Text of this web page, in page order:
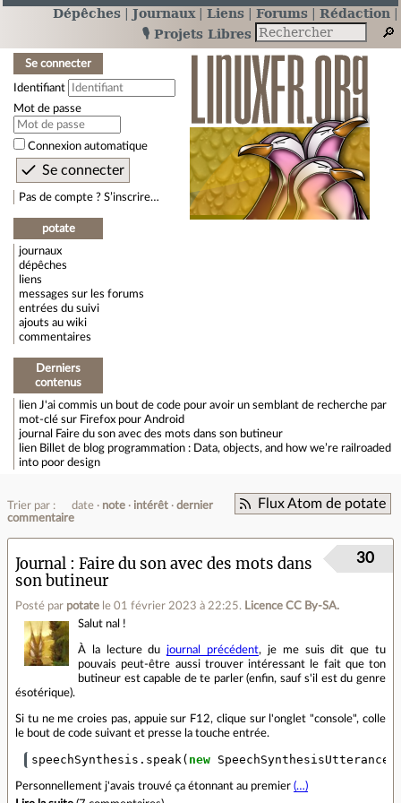
Dépêches Journaux Liens Forums
Rédaction
🎙️ Projets Libres
Se connecter
Identifiant
Mot de passe
Connexion automatique
Pas de compte ? S’inscrire…
potate
journaux
dépêches
liens
messages sur les forums
entrées du suivi
ajouts au wiki
commentaires
Derniers
contenus
lien J'ai commis un bout de code pour avoir un semblant de recherche par
mot-clé sur Firefox pour Android
journal
Faire du son avec des mots dans son butineur
lien Billet de blog programmation : Data, objects, and how we’re railroaded
into poor design
Flux Atom de potate
Trier par : date note intérêt
dernier
commentaire
Journal
Faire du son avec des mots dans
son butineur
Posté par potate le 01 février 2023 à 22:25. Licence CC By‑SA.
30
Salut nal !
À la lecture dujournal précédent, je me suis dit que tu
pouvais peut-être aussi trouver intéressant le fait que ton
butineur est capable de te parler (enfin, sauf s'il est du genre
ésotérique).
Si tu ne me croies pas, appuie sur F12, clique sur l'onglet "console", colle
le bout de code suivant et presse la touche entrée.
speechSynthesis . speak ( new SpeechSynthesisUtterance
Personnellement j'avais trouvé ça étonnant au premier (…)